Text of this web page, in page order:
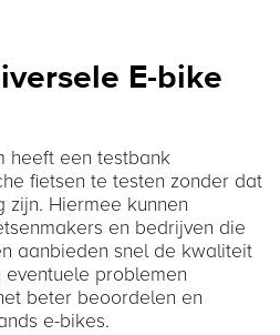
E-bike
heeft een testbank
fietsen te testen zonder dat
Hiermee kunnen
en bedrijven die
aanbieden snel de kwaliteit
problemen
beter beoordelen en
e-bikes.